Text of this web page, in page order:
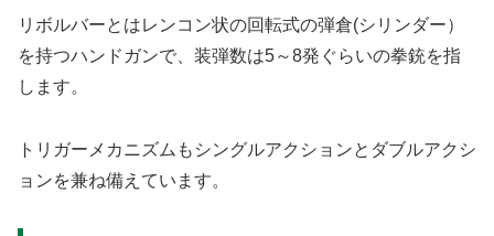
リボルバーとはレンコン状の回転式の弾倉(シリンダー）
を持つハンドガンで、装弾数は5～8発ぐらいの拳銃を指
します。
トリガーメカニズムもシングルアクションとダブルアクシ
ョンを兼ね備えています。